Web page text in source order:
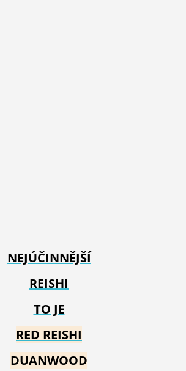
NEJÚČINNĚJŠÍ
REISHI
TO JE
RED REISHI
DUANWOOD